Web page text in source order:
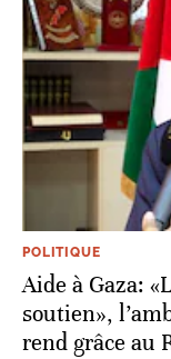
POLITIQUE
Aide à Gaza:
soutien»,
rend grâce au